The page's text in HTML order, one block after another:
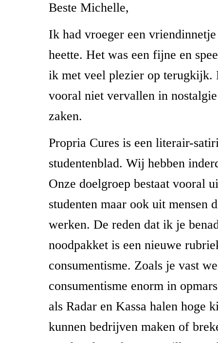
Beste Michelle,
Ik had vroeger een
heette. Het was een fijne en
ik met veel plezier op terugkijk.
vooral niet vervallen in
zaken.
Propria Cures is een literair-
studentenblad. Wij hebben
Onze doelgroep bestaat vooral
studenten maar ook uit mensen
werken. De reden dat ik je
noodpakket is een nieuwe
consumentisme. Zoals je vast
consumentisme enorm in
als Radar en Kassa halen hoge
kunnen bedrijven maken of